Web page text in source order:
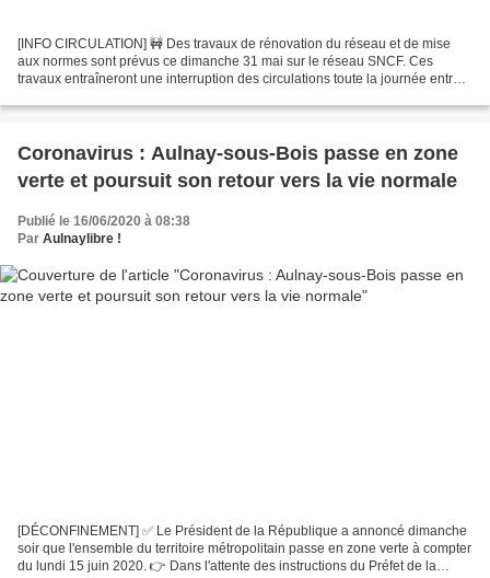
[INFO CIRCULATION] 🚧 Des travaux de rénovation du réseau et de mise
aux normes sont prévus ce dimanche 31 mai sur le réseau SNCF. Ces
travaux entraîneront une interruption des circulations toute la journée entre
Coronavirus : Aulnay-sous-Bois passe en zone
verte et poursuit son retour vers la vie normale
Publié le 16/06/2020 à 08:38
Par Aulnaylibre !
[DÉCONFINEMENT] ✅ Le Président de la République a annoncé dimanche
soir que l'ensemble du territoire métropolitain passe en zone verte à compter
du lundi 15 juin 2020. 👉 Dans l'attente des instructions du Préfet de la